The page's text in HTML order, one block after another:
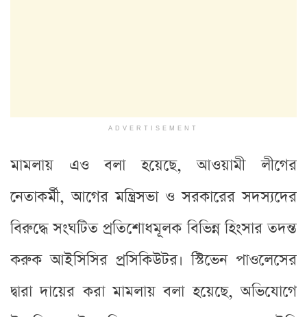
ADVERTISEMENT
মামলায় এও বলা হয়েছে, আওয়ামী লীগের
নেতাকর্মী, আগের মন্ত্রিসভা ও সরকারের সদস্যদের
বিরুদ্ধে সংঘটিত প্রতিশোধমূলক বিভিন্ন হিংসার তদন্ত
করুক আইসিসির প্রসিকিউটর। স্টিভেন পাওলেসের
দ্বারা দায়ের করা মামলায় বলা হয়েছে, অভিযোগে